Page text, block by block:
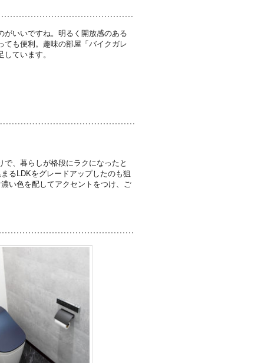
がいいですね。明るく開放感のある
ても便利。趣味の部屋「バイクガレ
ています。
、暮らしが格段にラクになったと
るLDKをグレードアップしたのも狙
い色を配してアクセントをつけ、ご